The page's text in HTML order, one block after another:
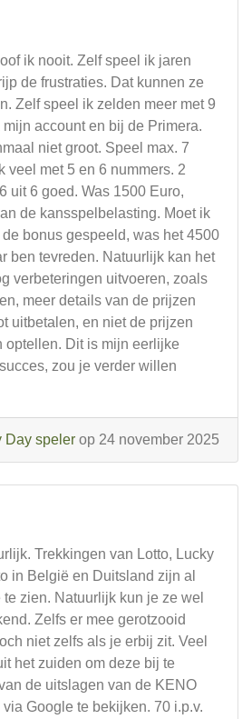
ik nooit. Zelf speel ik jaren
de frustraties. Dat kunnen ze
Zelf speel ik zelden meer met 9
account en bij de Primera.
niet groot. Speel max. 7
veel met 5 en 6 nummers. 2
uit 6 goed. Was 1500 Euro,
de kansspelbelasting. Moet ik
bonus gespeeld, was het 4500
ben tevreden. Natuurlijk kan het
verbeteringen uitvoeren, zoals
meer details van de prijzen
uitbetalen, en niet de prijzen
optellen. Dit is mijn eerlijke
zou je verder willen
Day speler op 24 november 2025
Trekkingen van Lotto, Lucky
in België en Duitsland zijn al
zien. Natuurlijk kun je ze wel
Zelfs er mee gerotzooid
niet zelfs als je erbij zit. Veel
het zuiden om deze bij te
de uitslagen van de KENO
Google te bekijken. 70 i.p.v.